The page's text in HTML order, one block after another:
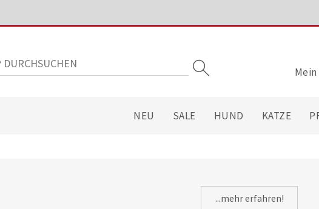
NEU SALE HUND KATZE
...mehr erfahren!